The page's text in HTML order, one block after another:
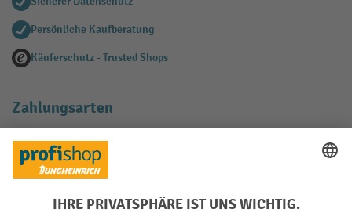
Persönliche Kaufberatung
Käuferschutz - Trusted Shops
Zahlungsarten
Creditcard (Master)